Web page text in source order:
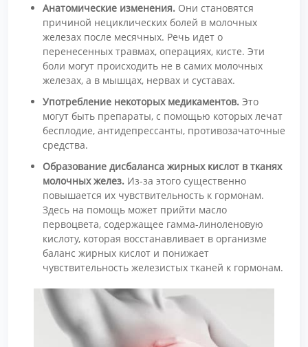
Анатомические изменения. Они становятся
причиной нециклических болей в молочных
железах после месячных. Речь идет о
перенесенных травмах, операциях, кисте. Эти
боли могут происходить не в самих молочных
железах, а в мышцах, нервах и суставах.
Употребление некоторых медикаментов. Это
могут быть препараты, с помощью которых лечат
бесплодие, антидепрессанты, противозачаточные
средства.
Образование дисбаланса жирных кислот в тканях
молочных желез. Из-за этого существенно
повышается их чувствительность к гормонам.
Здесь на помощь может прийти масло
первоцвета, содержащее гамма-линоленовую
кислоту, которая восстанавливает в организме
баланс жирных кислот и понижает
чувствительность железистых тканей к гормонам.